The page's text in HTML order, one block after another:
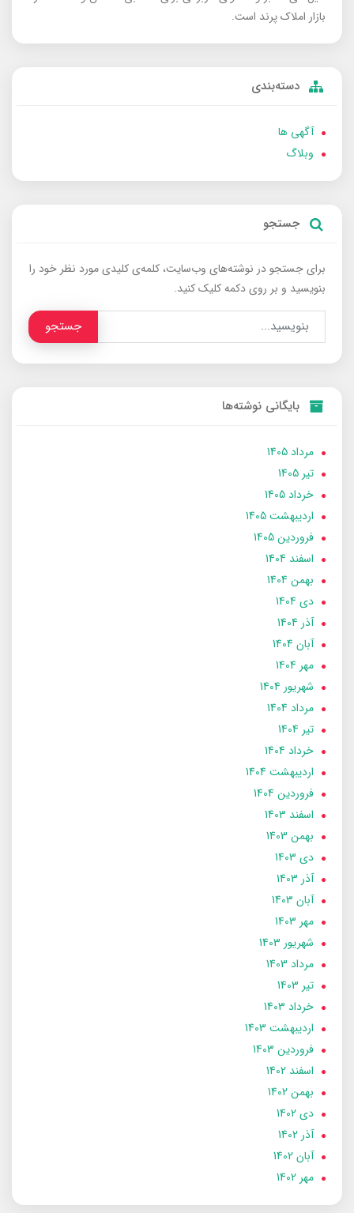
بازار املاک پرند است.
دسته‌بندی
آگهی ها
وبلاگ
جستجو
برای جستجو در نوشته‌های وب‌سایت، کلمه‌ی کلیدی مورد نظر خود را
بنویسید و بر روی دکمه کلیک کنید.
جستجو
بایگانی نوشته‌ها
مرداد 1405
تير 1405
خرداد 1405
ارديبهشت 1405
فروردین 1405
اسفند 1404
بهمن 1404
دی 1404
آذر 1404
آبان 1404
مهر 1404
شهریور 1404
مرداد 1404
تير 1404
خرداد 1404
ارديبهشت 1404
فروردین 1404
اسفند 1403
بهمن 1403
دی 1403
آذر 1403
آبان 1403
مهر 1403
شهریور 1403
مرداد 1403
تير 1403
خرداد 1403
ارديبهشت 1403
فروردین 1403
اسفند 1402
بهمن 1402
دی 1402
آذر 1402
آبان 1402
مهر 1402